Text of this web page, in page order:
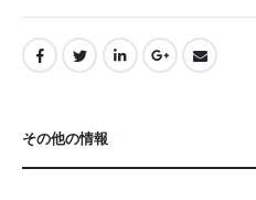
その他の情報